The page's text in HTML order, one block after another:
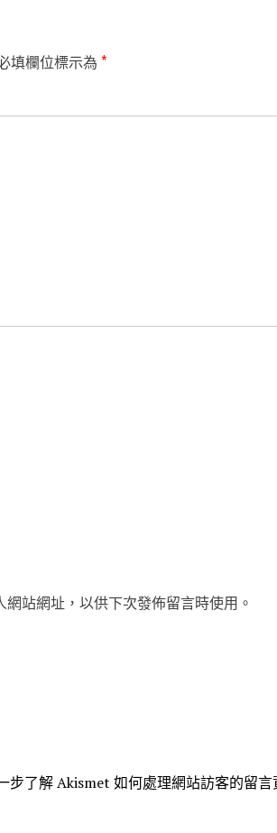
填欄位標示為 *
站網址，以供下次發佈留言時使用。
步了解 Akismet 如何處理網站訪客的留言